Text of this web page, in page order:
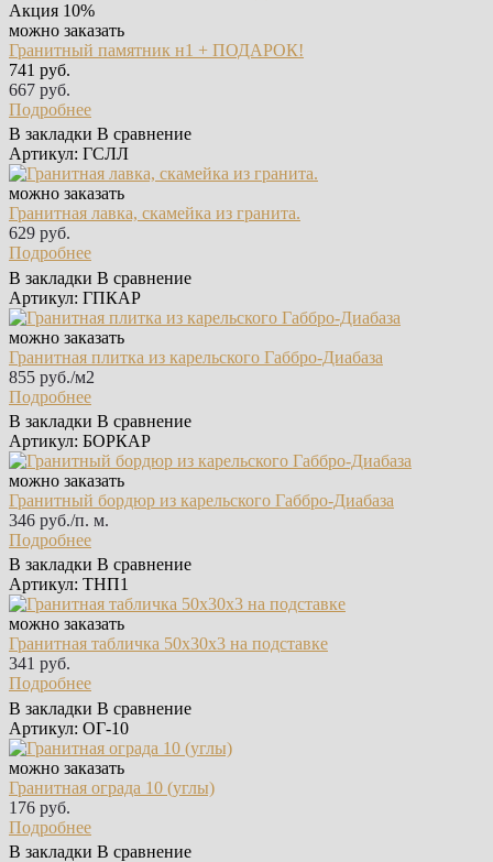
Акция 10%
можно заказать
Гранитный памятник н1 + ПОДАРОК!
741 руб.
667 руб.
Подробнее
В закладки В сравнение
Артикул: ГСЛЛ
можно заказать
Гранитная лавка, скамейка из гранита.
629 руб.
Подробнее
В закладки В сравнение
Артикул: ГПКАР
можно заказать
Гранитная плитка из карельского Габбро‑Диабаза
855 руб./м2
Подробнее
В закладки В сравнение
Артикул: БОРКАР
можно заказать
Гранитный бордюр из карельского Габбро‑Диабаза
346 руб./п. м.
Подробнее
В закладки В сравнение
Артикул: ТНП1
можно заказать
Гранитная табличка 50х30х3 на подставке
341 руб.
Подробнее
В закладки В сравнение
Артикул: ОГ-10
можно заказать
Гранитная ограда 10 (углы)
176 руб.
Подробнее
В закладки В сравнение